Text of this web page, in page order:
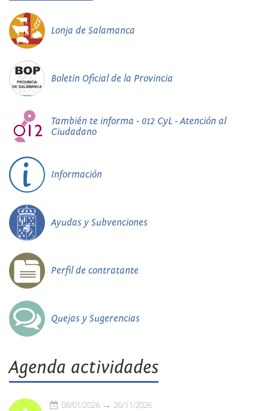
Lonja de Salamanca
Boletín Oficial de la Provincia
También te informa - 012 CyL - Atención al
Ciudadano
Información
Ayudas y Subvenciones
Perfil de contratante
Quejas y Sugerencias
Agenda actividades
08/01/2026 26/11/2026